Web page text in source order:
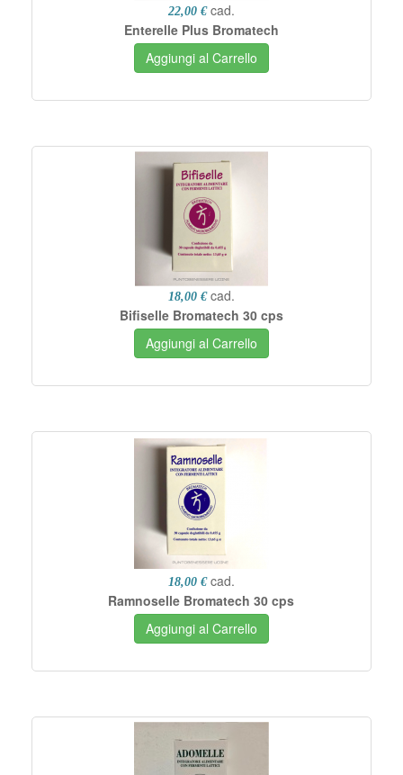
22,00 € cad.
Enterelle Plus Bromatech
Aggiungi al Carrello
18,00 € cad.
Bifiselle Bromatech 30 cps
Aggiungi al Carrello
18,00 € cad.
Ramnoselle Bromatech 30 cps
Aggiungi al Carrello